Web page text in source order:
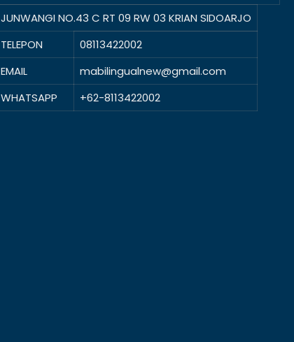
JUNWANGI NO.43 C RT 09 RW 03 KRIAN SIDOARJO
TELEPON
08113422002
EMAIL
mabilingualnew@gmail.com
WHATSAPP
+62-8113422002